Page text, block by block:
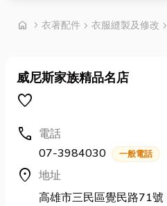
home chevron_right 首頁
衣著配件 chevron_right 衣服縫製及修改 chevron_right
威尼斯家族精品名店
favorite
call 電話
07-3984030
一般電話
location_on 地址
高雄市三民區覺民路71號